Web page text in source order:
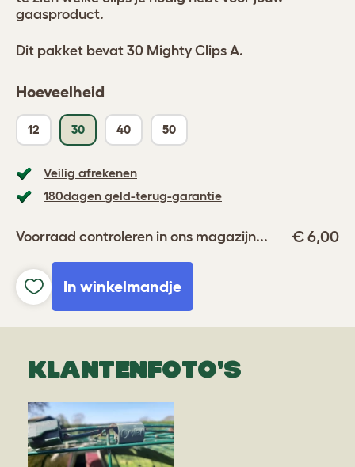
Hoeveelheid
12 30 40 50
Veilig afrekenen
180dagen geld-terug-garantie
Voorraad controleren in ons magazijn... € 6,00
In winkelmandje
gaasproduct.
Dit pakket bevat 30 Mighty Clips A.
KLANTENFOTO'S